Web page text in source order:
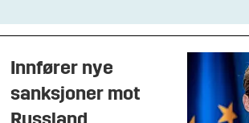
Innfører nye
sanksjoner mot